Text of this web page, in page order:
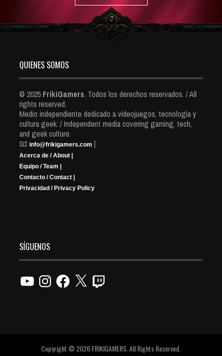
QUIENES SOMOS
© 2025 FrikiGamers. Todos los derechos reservados. / All
rights reserved.
Medio independiente dedicado a videojuegos, tecnología y
cultura geek. / Independent media covering gaming, tech,
and geek culture.
📧 info@frikigamers.com |
Acerca de / About |
Equipo / Team |
Contacto / Contact |
Privacidad / Privacy Policy
SÍGUENOS
YouTubeInstagramFacebook
X Twitch
Copyright © 2026 FRIKIGAMERS. All Rights Reserved.